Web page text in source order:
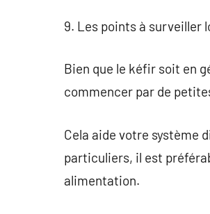
9. Les points à surveiller
Bien que le kéfir soit en
commencer par de
Cela aide votre système
particuliers, il est
alimentation.